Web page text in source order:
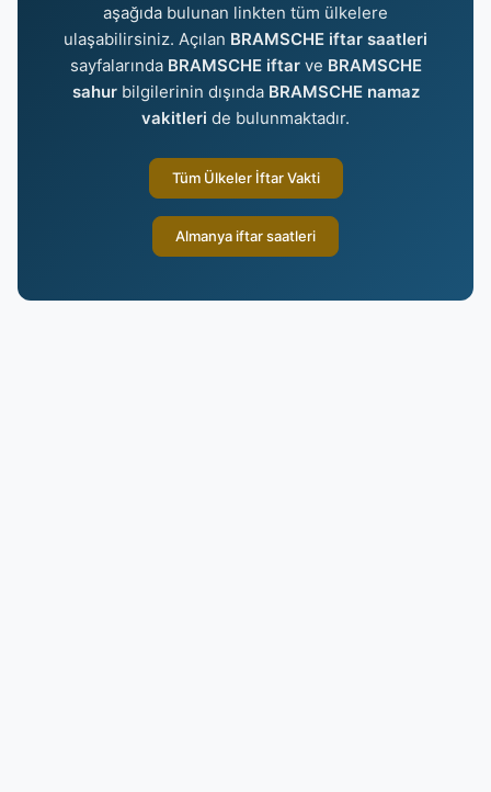
aşağıda bulunan linkten tüm ülkelere
ulaşabilirsiniz. Açılan BRAMSCHE iftar saatleri
sayfalarında BRAMSCHE iftarve BRAMSCHE
sahurbilgilerinin dışında BRAMSCHE namaz
vakitleri de bulunmaktadır.
Tüm Ülkeler İftar Vakti
Almanya iftar saatleri